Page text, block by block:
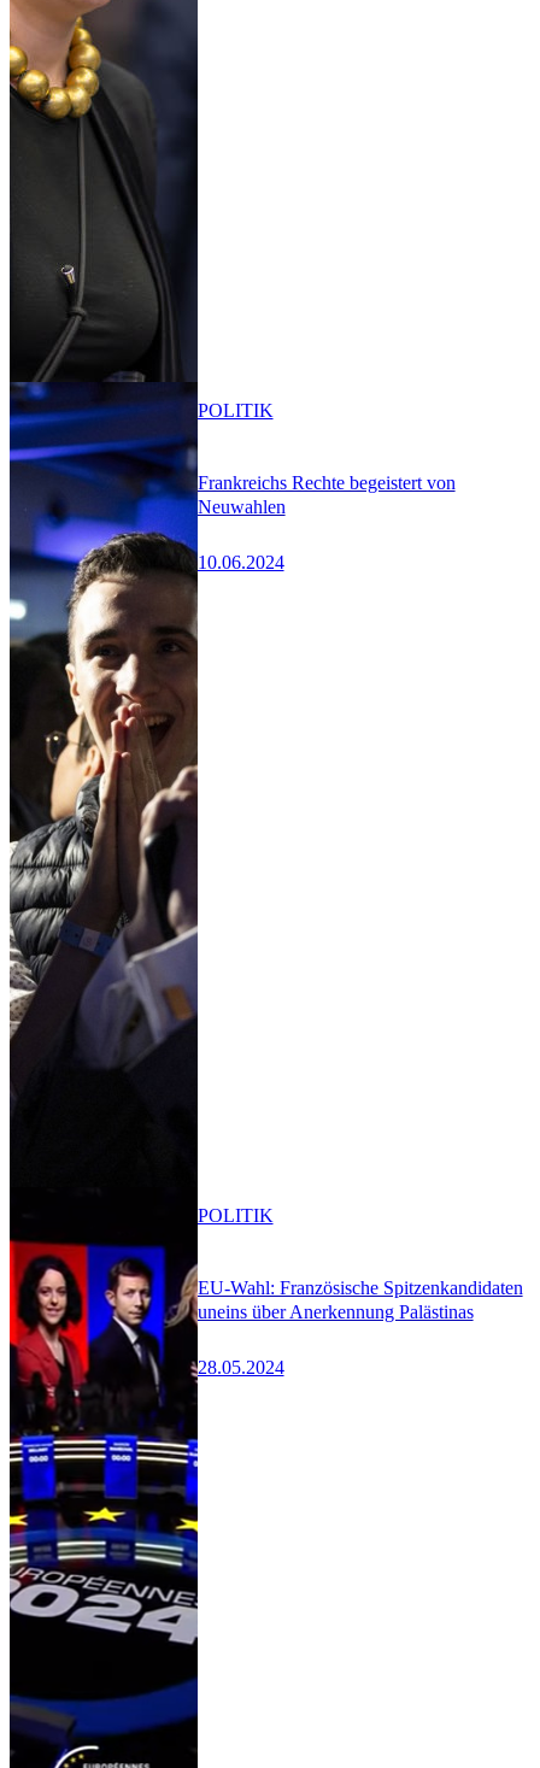
Frankreichs Rechte begeistert von
Neuwahlen
10.06.2024
POLITIK
EU-Wahl: Französische Spitzenkandidaten
uneins über Anerkennung Palästinas
28.05.2024
POLITIK